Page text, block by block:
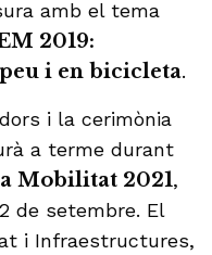
amb el tema
2019:
i en bicicleta.
i la cerimònia
a terme durant
Mobilitat 2021,
de setembre. El
i Infraestructures,